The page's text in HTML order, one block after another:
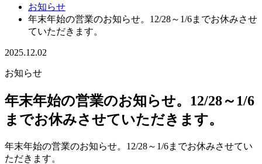
お知らせ
年末年始の営業のお知らせ。12/28～1/6までお休みさせ
ていただきます。
2025.12.02
お知らせ
年末年始の営業のお知らせ。12/28～1/6
までお休みさせていただきます。
年末年始の営業のお知らせ。12/28～1/6までお休みさせてい
ただきます。